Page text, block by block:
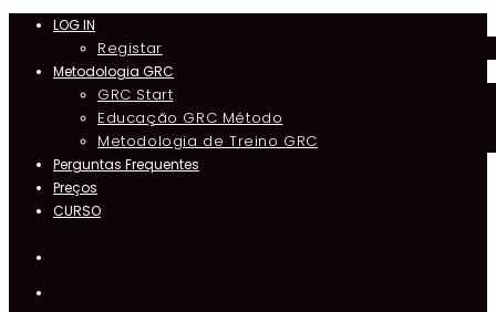
LOG IN
Registar
Metodologia GRC
GRC Start
Educação GRC Método
Metodologia de Treino GRC
Perguntas Frequentes
Preços
CURSO